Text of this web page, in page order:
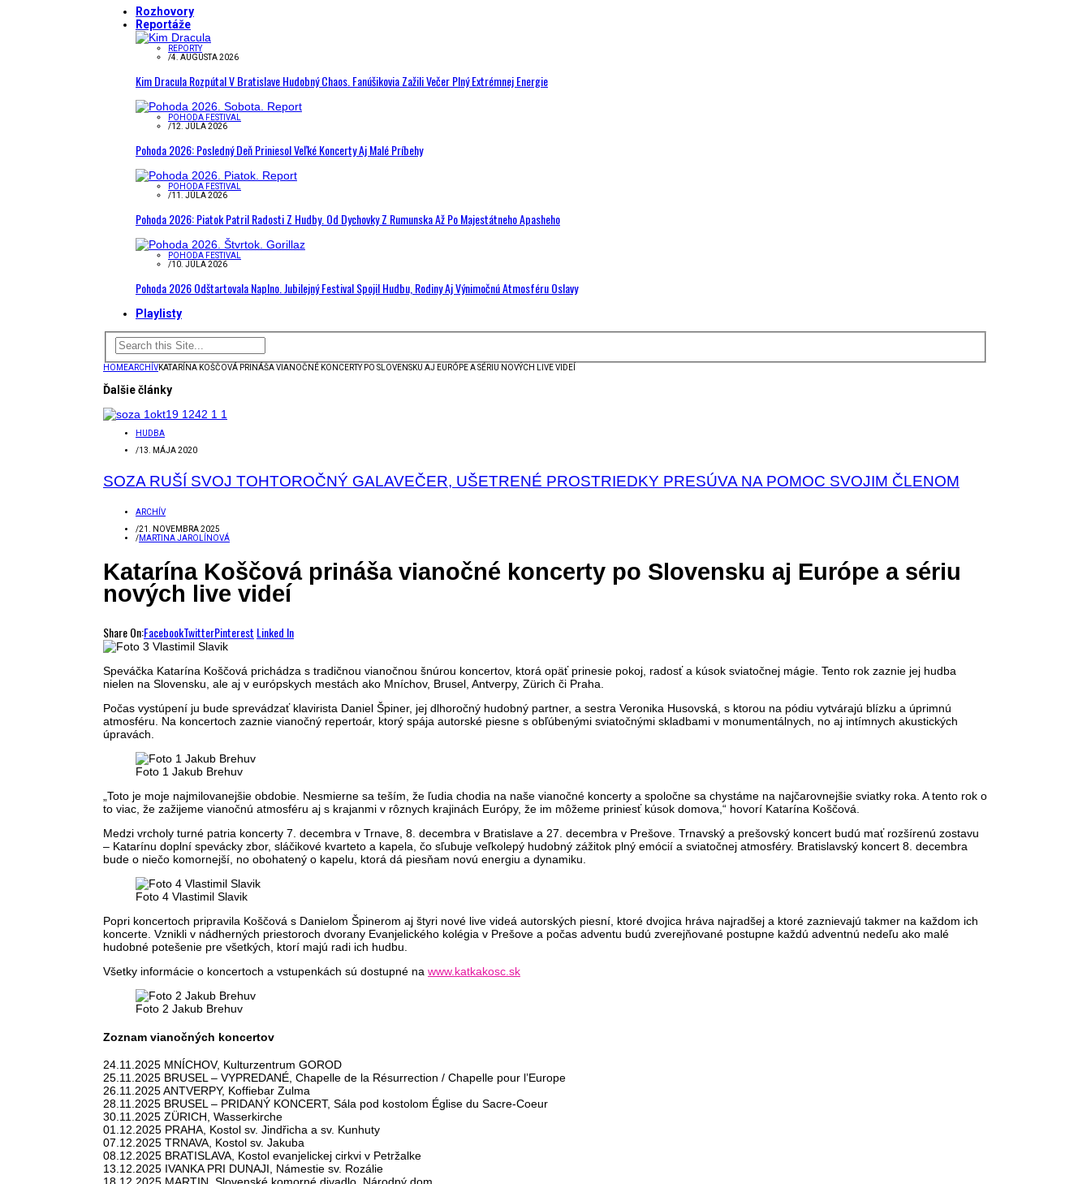
Rozhovory
Reportáže
REPORTY
/4. AUGUSTA 2026
Kim Dracula Rozpútal V Bratislave Hudobný Chaos. Fanúšikovia Zažili Večer Plný Extrémnej Energie
POHODA FESTIVAL
/12. JÚLA 2026
Pohoda 2026: Posledný Deň Priniesol Veľké Koncerty Aj Malé Príbehy
POHODA FESTIVAL
/11. JÚLA 2026
Pohoda 2026: Piatok Patril Radosti Z Hudby. Od Dychovky Z Rumunska Až Po Majestátneho Apasheho
POHODA FESTIVAL
/10. JÚLA 2026
Pohoda 2026 Odštartovala Naplno. Jubilejný Festival Spojil Hudbu, Rodiny Aj Výnimočnú Atmosféru Oslavy
Playlisty
HOMEARCHÍVKATARÍNA KOŠČOVÁ PRINÁŠA VIANOČNÉ KONCERTY PO SLOVENSKU AJ EURÓPE A SÉRIU NOVÝCH LIVE VIDEÍ
Ďalšie články
HUDBA
/13. MÁJA 2020
SOZA RUŠÍ SVOJ TOHTOROČNÝ GALAVEČER, UŠETRENÉ PROSTRIEDKY PRESÚVA NA POMOC SVOJIM ČLENOM
ARCHÍV
/21. NOVEMBRA 2025
/MARTINA JAROLÍNOVÁ
Katarína Koščová prináša vianočné koncerty po Slovensku aj Európe a sériu
nových live videí
Share On:FacebookTwitterPinterest Linked In
Speváčka Katarína Koščová prichádza s tradičnou vianočnou šnúrou koncertov, ktorá opäť prinesie pokoj, radosť a kúsok sviatočnej mágie. Tento rok zaznie jej hudba
nielen na Slovensku, ale aj v európskych mestách ako Mníchov, Brusel, Antverpy, Zürich či Praha.
Počas vystúpení ju bude sprevádzať klavirista Daniel Špiner, jej dlhoročný hudobný partner, a sestra Veronika Husovská, s ktorou na pódiu vytvárajú blízku a úprimnú
atmosféru. Na koncertoch zaznie vianočný repertoár, ktorý spája autorské piesne s obľúbenými sviatočnými skladbami v monumentálnych, no aj intímnych akustických
úpravách.
Foto 1 Jakub Brehuv
„Toto je moje najmilovanejšie obdobie. Nesmierne sa teším, že ľudia chodia na naše vianočné koncerty a spoločne sa chystáme na najčarovnejšie sviatky roka. A tento rok o
to viac, že zažijeme vianočnú atmosféru aj s krajanmi v rôznych krajinách Európy, že im môžeme priniesť kúsok domova,“ hovorí Katarína Koščová.
Medzi vrcholy turné patria koncerty 7. decembra v Trnave, 8. decembra v Bratislave a 27. decembra v Prešove. Trnavský a prešovský koncert budú mať rozšírenú zostavu
– Katarínu doplní spevácky zbor, sláčikové kvarteto a kapela, čo sľubuje veľkolepý hudobný zážitok plný emócií a sviatočnej atmosféry. Bratislavský koncert 8. decembra
bude o niečo komornejší, no obohatený o kapelu, ktorá dá piesňam novú energiu a dynamiku.
Foto 4 Vlastimil Slavik
Popri koncertoch pripravila Koščová s Danielom Špinerom aj štyri nové live videá autorských piesní, ktoré dvojica hráva najradšej a ktoré zaznievajú takmer na každom ich
koncerte. Vznikli v nádherných priestoroch dvorany Evanjelického kolégia v Prešove a počas adventu budú zverejňované postupne každú adventnú nedeľu ako malé
hudobné potešenie pre všetkých, ktorí majú radi ich hudbu.
Všetky informácie o koncertoch a vstupenkách sú dostupné na www.katkakosc.sk
Foto 2 Jakub Brehuv
Zoznam vianočných koncertov
24.11.2025 MNÍCHOV, Kulturzentrum GOROD
25.11.2025 BRUSEL – VYPREDANÉ, Chapelle de la Résurrection / Chapelle pour l’Europe
26.11.2025 ANTVERPY, Koffiebar Zulma
28.11.2025 BRUSEL – PRIDANÝ KONCERT, Sála pod kostolom Église du Sacre-Coeur
30.11.2025 ZÜRICH, Wasserkirche
01.12.2025 PRAHA, Kostol sv. Jindřicha a sv. Kunhuty
07.12.2025 TRNAVA, Kostol sv. Jakuba
08.12.2025 BRATISLAVA, Kostol evanjelickej cirkvi v Petržalke
13.12.2025 IVANKA PRI DUNAJI, Námestie sv. Rozálie